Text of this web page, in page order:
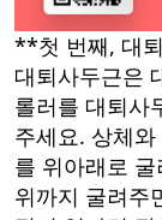
**첫 번째, 대
대퇴사두근은
롤러를 대퇴사
주세요. 상체
를 위아래로
위까지 굴려주